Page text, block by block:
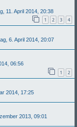
11. April 2014, 20:38
1 2 3 4
6. April 2014, 20:07
06:56
1 2
2014, 17:25
2013, 09:01